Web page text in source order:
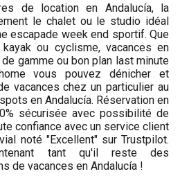
de location en Andalucía, la
le chalet ou le studio idéal
escapade week end sportif. Que
ou cyclisme, vacances en
gamme ou bon plan last minute
vous pouvez dénicher et
vacances chez un particulier au
en Andalucía. Réservation en
sécurisée avec possibilité de
confiance avec un service client
noté "Excellent" sur Trustpilot.
tant qu'il reste des
de vacances en Andalucía !